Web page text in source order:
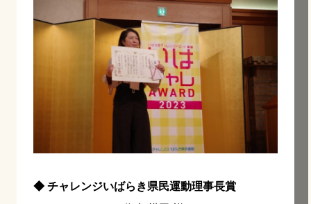
◆ チャレンジいばらき県民運動理事長賞